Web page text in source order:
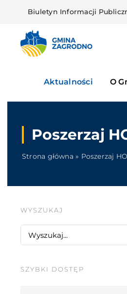
Biuletyn Informacji
Aktualności O
Poszerzaj
Strona główna » Poszerzaj
WYSZUKAJ
for:
SZYBKI DOSTĘP